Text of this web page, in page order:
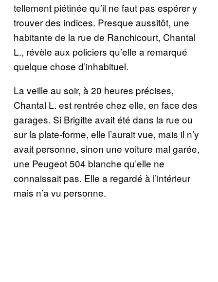
tellement piétinée qu’il ne faut pas espérer y
trouver des indices. Presque aussitôt, une
habitante de la rue de Ranchicourt, Chantal
L., révèle aux policiers qu’elle a remarqué
quelque chose d’inhabituel.
La veille au soir, à 20 heures précises,
Chantal L. est rentrée chez elle, en face des
garages. Si Brigitte avait été dans la rue ou
sur la plate-forme, elle l’aurait vue, mais il n’y
avait personne, sinon une voiture mal garée,
une Peugeot 504 blanche qu’elle ne
connaissait pas. Elle a regardé à l’intérieur
mais n’a vu personne.